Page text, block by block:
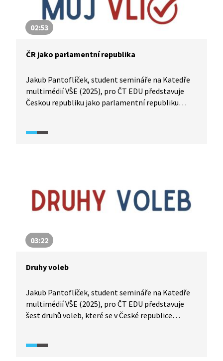
02:53
ČR jako parlamentní republika
Jakub Pantoflíček, student semináře na Katedře
multimédií VŠE (2025), pro ČT EDU představuje
Českou republiku jako parlamentní republiku
komor, prezidenta a předsedy vlády i to, jak
03:22
Druhy voleb
Jakub Pantoflíček, student semináře na Katedře
multimédií VŠE (2025), pro ČT EDU představuje
šest druhů voleb, které se v České republice
a parlamentních voleb až po volby do Evropského